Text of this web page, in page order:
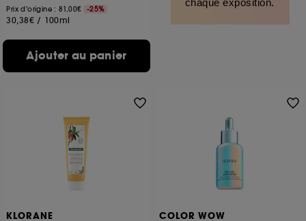
Prix d'origine : 81,00€ -25%
30,38€ / 100ml
Ajouter au panier
chaque exposition.
KLORANE
COLOR WOW